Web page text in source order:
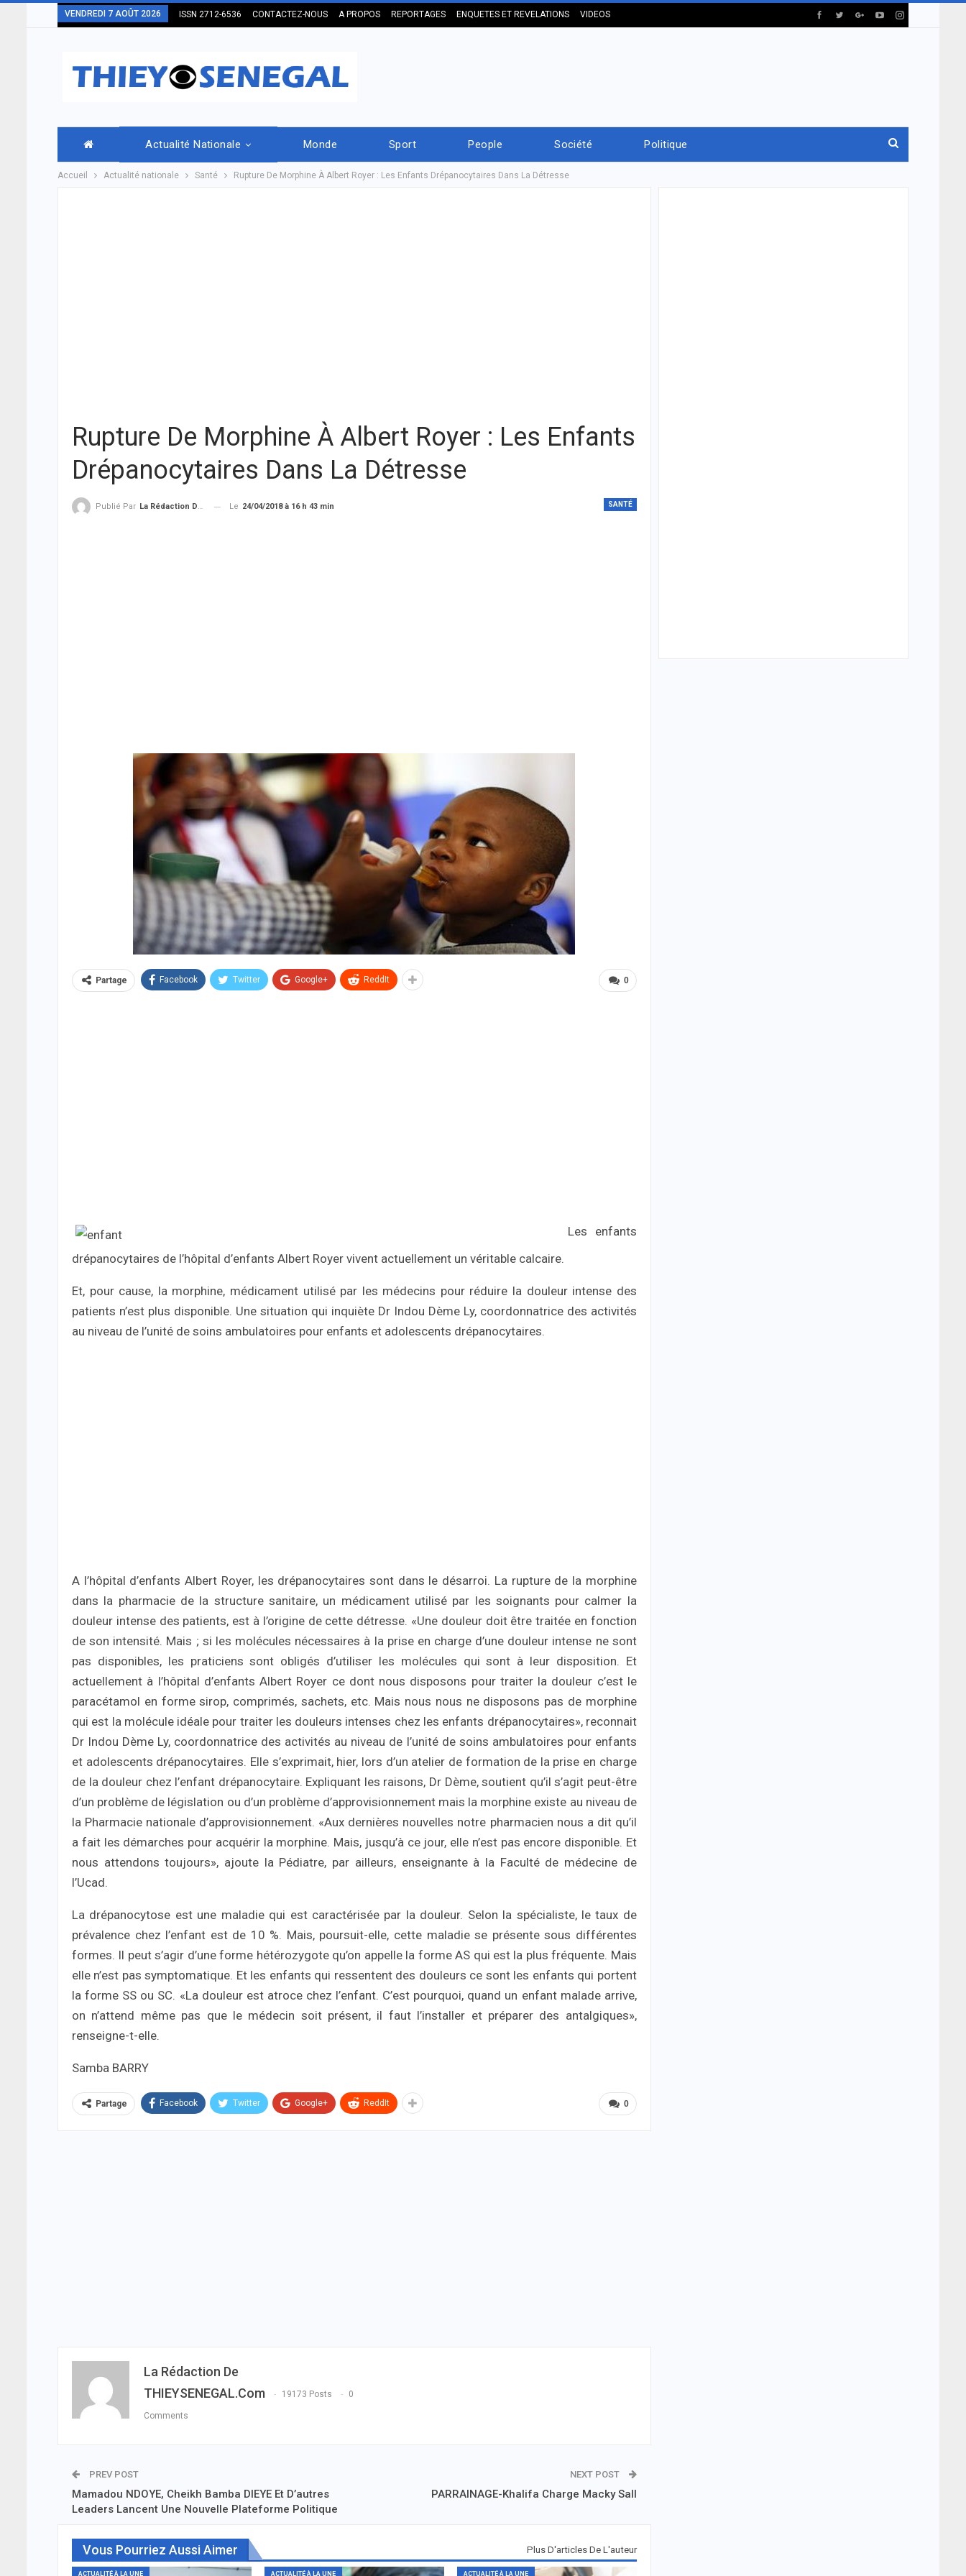
VENDREDI 7 AOÛT 2026 ISSN 2712-6536 CONTACTEZ-NOUS A PROPOS REPORTAGES ENQUETES ET REVELATIONS VIDEOS
Actualité Nationale Monde Sport People Société Politique
Accueil Actualité nationale Santé Rupture De Morphine À Albert Royer : Les Enfants Drépanocytaires Dans La Détresse
Rupture De Morphine À Albert Royer : Les Enfants
Drépanocytaires Dans La Détresse
SANTÉ
Publié Par La Rédaction De THIEYSENEGAL.com Le 24/04/2018 à 16 h 43 min
0
Partage Facebook Twitter Google+ ReddIt
Les enfants
drépanocytaires de l’hôpital d’enfants Albert Royer vivent actuellement un véritable calcaire.
Et, pour cause, la morphine, médicament utilisé par les médecins pour réduire la douleur intense des
patients n’est plus disponible. Une situation qui inquiète Dr Indou Dème Ly, coordonnatrice des activités
au niveau de l’unité de soins ambulatoires pour enfants et adolescents drépanocytaires.
A l’hôpital d’enfants Albert Royer, les drépanocytaires sont dans le désarroi. La rupture de la morphine
dans la pharmacie de la structure sanitaire, un médicament utilisé par les soignants pour calmer la
douleur intense des patients, est à l’origine de cette détresse. «Une douleur doit être traitée en fonction
de son intensité. Mais ; si les molécules nécessaires à la prise en charge d’une douleur intense ne sont
pas disponibles, les praticiens sont obligés d’utiliser les molécules qui sont à leur disposition. Et
actuellement à l’hôpital d’enfants Albert Royer ce dont nous disposons pour traiter la douleur c’est le
paracétamol en forme sirop, comprimés, sachets, etc. Mais nous nous ne disposons pas de morphine
qui est la molécule idéale pour traiter les douleurs intenses chez les enfants drépanocytaires», reconnait
Dr Indou Dème Ly, coordonnatrice des activités au niveau de l’unité de soins ambulatoires pour enfants
et adolescents drépanocytaires. Elle s’exprimait, hier, lors d’un atelier de formation de la prise en charge
de la douleur chez l’enfant drépanocytaire. Expliquant les raisons, Dr Dème, soutient qu’il s’agit peut-être
d’un problème de législation ou d’un problème d’approvisionnement mais la morphine existe au niveau de
la Pharmacie nationale d’approvisionnement. «Aux dernières nouvelles notre pharmacien nous a dit qu’il
a fait les démarches pour acquérir la morphine. Mais, jusqu’à ce jour, elle n’est pas encore disponible. Et
nous attendons toujours», ajoute la Pédiatre, par ailleurs, enseignante à la Faculté de médecine de
l’Ucad.
La drépanocytose est une maladie qui est caractérisée par la douleur. Selon la spécialiste, le taux de
prévalence chez l’enfant est de 10 %. Mais, poursuit-elle, cette maladie se présente sous différentes
formes. Il peut s’agir d’une forme hétérozygote qu’on appelle la forme AS qui est la plus fréquente. Mais
elle n’est pas symptomatique. Et les enfants qui ressentent des douleurs ce sont les enfants qui portent
la forme SS ou SC. «La douleur est atroce chez l’enfant. C’est pourquoi, quand un enfant malade arrive,
on n’attend même pas que le médecin soit présent, il faut l’installer et préparer des antalgiques»,
renseigne-t-elle.
Samba BARRY
0
Partage Facebook Twitter Google+ ReddIt
La Rédaction De
THIEYSENEGAL.com
19173 Posts 0
Comments
PREV POST
Mamadou NDOYE, Cheikh Bamba DIEYE Et D’autres
Leaders Lancent Une Nouvelle Plateforme Politique
NEXT POST
PARRAINAGE-Khalifa Charge Macky Sall
Vous Pourriez Aussi Aimer Plus D'articles De L'auteur
ACTUALITÉ À LA UNE ACTUALITÉ À LA UNE ACTUALITÉ À LA UNE